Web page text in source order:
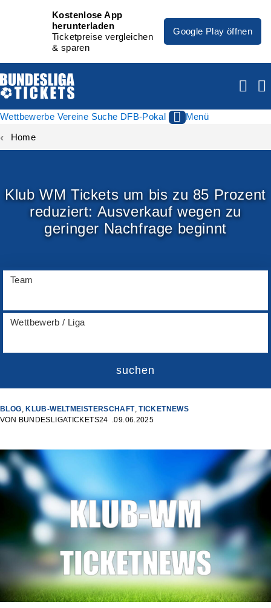
Kostenlose App
herunterladen
Ticketpreise vergleichen
& sparen
Google Play öffnen
Wettbewerbe Vereine Suche DFB-Pokal
Menü
Home
Klub WM Tickets um bis zu 85 Prozent
reduziert: Ausverkauf wegen zu
geringer Nachfrage beginnt
Team
Wettbewerb / Liga
suchen
BLOG, KLUB-WELTMEISTERSCHAFT,TICKETNEWS
VON BUNDESLIGATICKETS24 09.06.2025